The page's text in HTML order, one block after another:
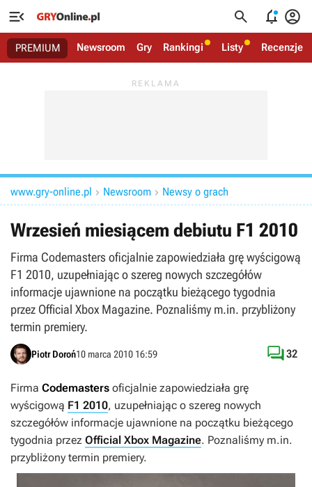
   
PREMIUM Newsroom Gry Rankingi Listy Recenzje
www.gry-online.pl  Newsroom  Newsy o grach
Wrzesień miesiącem debiutu F1 2010
Firma Codemasters oficjalnie zapowiedziała grę wyścigową
F1 2010, uzupełniając o szereg nowych szczegółów
informacje ujawnione na początku bieżącego tygodnia
przez Official Xbox Magazine. Poznaliśmy m.in. przybliżony
termin premiery.
Piotr Doroń10 marca 2010 16:59 32
Firma Codemasters oficjalnie zapowiedziała grę
wyścigową F1 2010, uzupełniając o szereg nowych
szczegółów informacje ujawnione na początku bieżącego
tygodnia przez Official Xbox Magazine. Poznaliśmy m.in.
przybliżony termin premiery.